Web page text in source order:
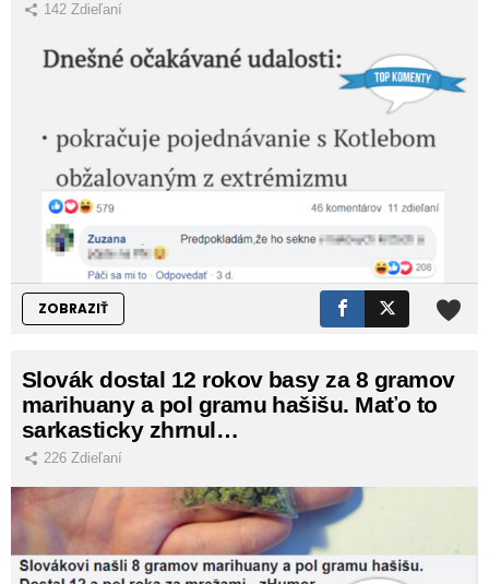
142 Zdieľaní
ZOBRAZIŤ
Slovák dostal 12 rokov basy za 8 gramov
marihuany a pol gramu hašišu. Maťo to
sarkasticky zhrnul…
226 Zdieľaní